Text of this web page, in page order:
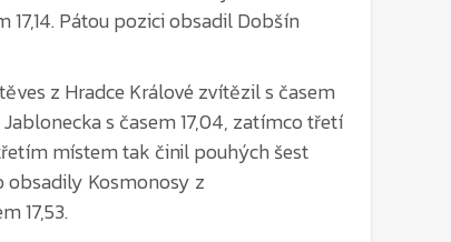
z Hradce Králové zvítězil s časem
s časem 17,04, zatímco třetí
místem tak činil pouhých šest
obsadily Kosmonosy z
17,53.
vzájemným respektem mezi
ty nejrychlejší. Mladí i zkušení hasiči